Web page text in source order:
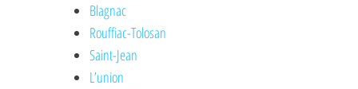
Blagnac
Rouffiac-Tolosan
Saint-Jean
L’union